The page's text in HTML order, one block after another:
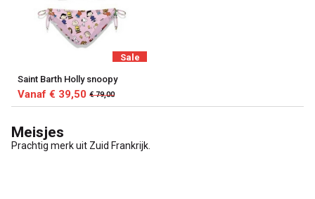
Sale
Saint Barth Holly snoopy
Vanaf € 39,50 € 79,00
Meisjes
Prachtig merk uit Zuid Frankrijk.